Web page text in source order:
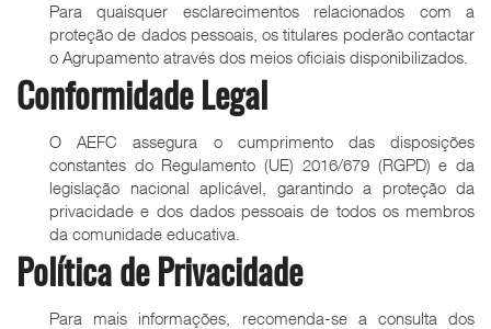
Para quaisquer esclarecimentos relacionados com a
proteção de dados pessoais, os titulares poderão contactar
o Agrupamento através dos meios oficiais disponibilizados.
Conformidade Legal
O AEFC assegura o cumprimento das disposições
constantes do Regulamento (UE) 2016/679 (RGPD) e da
legislação nacional aplicável, garantindo a proteção da
privacidade e dos dados pessoais de todos os membros
da comunidade educativa.
Política de Privacidade
Para mais informações, recomenda-se a consulta dos